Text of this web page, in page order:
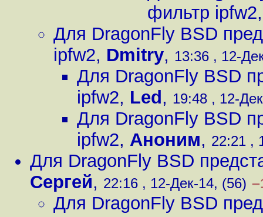
фильтр ipfw2
Для DragonFly BSD
ipfw2, Dmitry, 13:36 , 12-
Для DragonFly BSD
ipfw2, Led , 19:48 , 12-
Для DragonFly BSD
ipfw2, Аноним, 22:21 ,
Для DragonFly BSD
Сергей, 22:16 , 12-Дек-14, (56)
Для DragonFly BSD